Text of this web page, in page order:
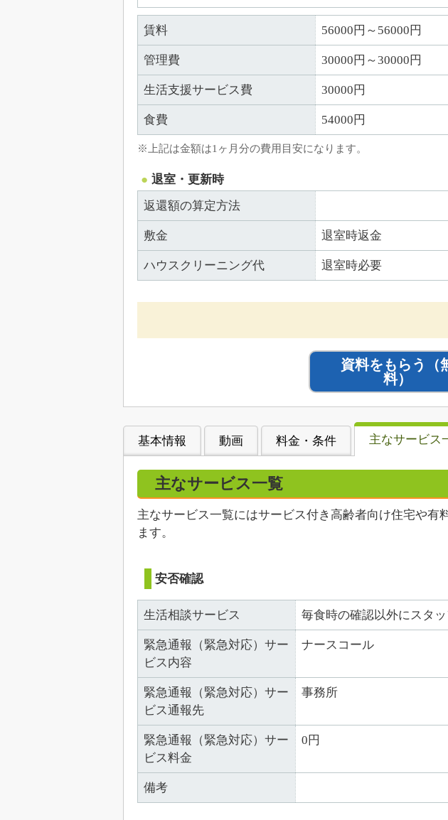
賃料 56000円～56000円
管理費 30000円～30000円
生活支援サービス費 30000円
食費 54000円
※上記は金額は1ヶ月分の費用目安になります。
退室・更新時
返還額の算定方法
敷金 退室時返金
ハウスクリーニング代 退室時必要
資料をもらう
（
料）
基本情報 動画 料金・条件 主なサービス
主なサービス一覧
主なサービス一覧にはサービス付き高齢者向け住宅や
ます。
安否確認
生活相談サービス 毎食時の確認以外にスタ
緊急通報（緊急対応）サー
ビス内容
ナースコール
緊急通報（緊急対応）サー
ビス通報先
事務所
緊急通報（緊急対応）サー
ビス料金
0円
備考